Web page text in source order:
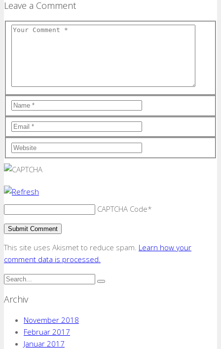
Leave a Comment
CAPTCHA Code*
This site uses Akismet to reduce spam. Learn how your
comment data is processed.
Archiv
November 2018
Februar 2017
Januar 2017